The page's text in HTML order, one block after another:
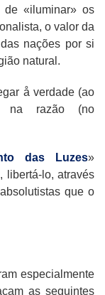
«iluminar» os
o valor da
nações por si
natural.
å verdade (ao
na razão (no
das Luzes»
libertá-lo, através
que o
especialmente
as seguintes